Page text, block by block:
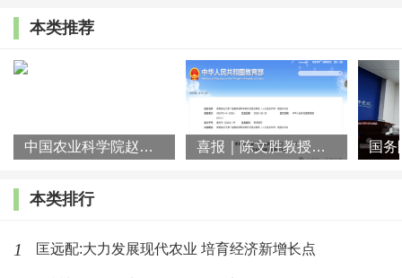
本类推荐
中国农业科学院赵阳先生一行到访湖南师大乡研院 喜报｜陈文胜教授团队荣获第十届教育部科学研究优秀成果奖（人文
本类排行
1 匡远配:大力发展现代农业 培育经济新增长点